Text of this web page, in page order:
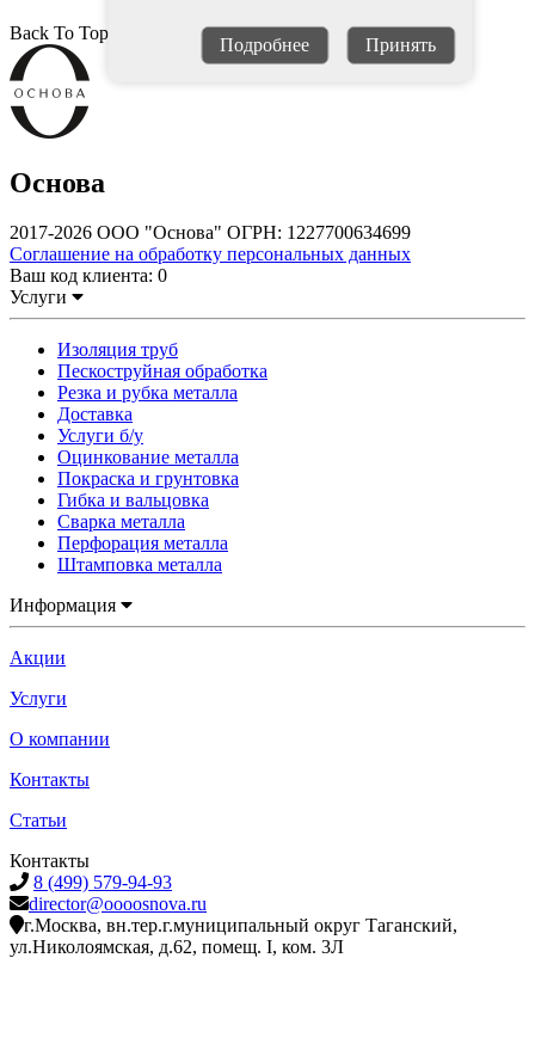
Back To Top
Основа
2017-2026 ООО "Основа" ОГРН: 1227700634699
Соглашение на обработку персональных данных
Ваш код клиента: 0
Услуги
Изоляция труб
Пескоструйная обработка
Резка и рубка металла
Доставка
Услуги б/у
Оцинкование металла
Покраска и грунтовка
Гибка и вальцовка
Сварка металла
Перфорация металла
Штамповка металла
Информация
Акции
Услуги
О компании
Контакты
Статьи
Контакты
8 (499) 579-94-93
director@oooosnova.ru
г.Москва, вн.тер.г.муниципальный округ Таганский,
ул.Николоямская, д.62, помещ. I, ком. 3Л
Подробнее Принять